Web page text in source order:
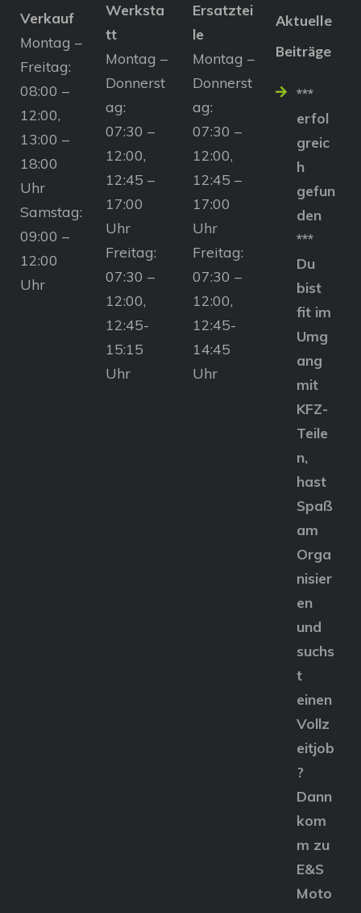
Verkauf
Montag –
Freitag:
08:00 –
12:00,
13:00 –
18:00
Uhr
Samstag:
09:00 –
12:00
Uhr
Werksta
tt
Montag –
Donnerst
ag:
07:30 –
12:00,
12:45 –
17:00
Uhr
Freitag:
07:30 –
12:00,
12:45-
15:15
Uhr
Ersatztei
le
Montag –
Donnerst
ag:
07:30 –
12:00,
12:45 –
17:00
Uhr
Freitag:
07:30 –
12:00,
12:45-
14:45
Uhr
Aktuelle
Beiträge
***
erfol
greic
h
gefun
den
***
Du
bist
fit im
Umg
ang
mit
KFZ-
Teile
n,
hast
Spaß
am
Orga
nisier
en
und
suchs
t
einen
Vollz
eitjob
?
Dann
kom
m zu
E&S
Moto